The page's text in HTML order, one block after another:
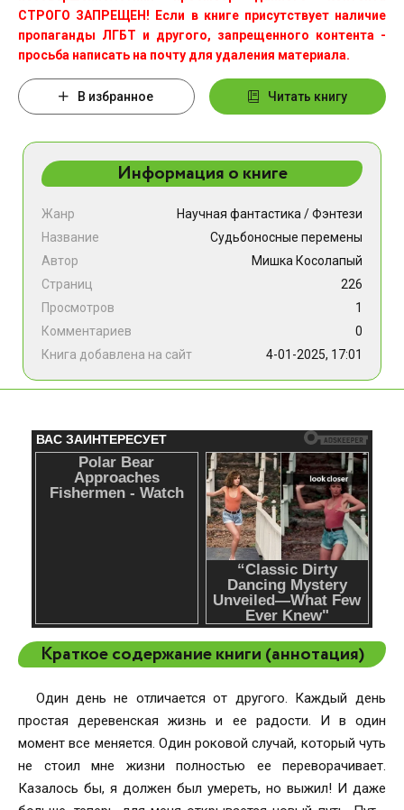
СТРОГО ЗАПРЕЩЕН! Если в книге присутствует наличие
пропаганды ЛГБТ и другого, запрещенного контента -
просьба написать на почту для удаления материала.
В избранное Читать книгу
Информация о книге
Жанр Научная фантастика /Фэнтези
Название
Судьбоносные перемены
Автор
Мишка Косолапый
Страниц
226
Просмотров
1
Комментариев
0
Книга добавлена на сайт
4-01-2025, 17:01
Краткое содержание книги (аннотация)
Один день не отличается от другого. Каждый день
простая деревенская жизнь и ее радости. И в один
момент все меняется. Один роковой случай, который чуть
не стоил мне жизни полностью ее переворачивает.
Казалось бы, я должен был умереть, но выжил! И даже